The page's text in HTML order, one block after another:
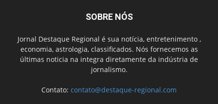
SOBRE NÓS
Jornal Destaque Regional é sua notícia, entretenimento ,
economia, astrologia, classificados. Nós fornecemos as
últimas noticia na integra diretamente da indústria de
jornalismo.
Contato: contato@destaque-regional.com